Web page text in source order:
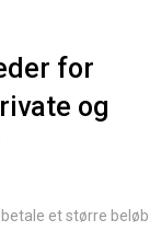
for
og
et større beløb